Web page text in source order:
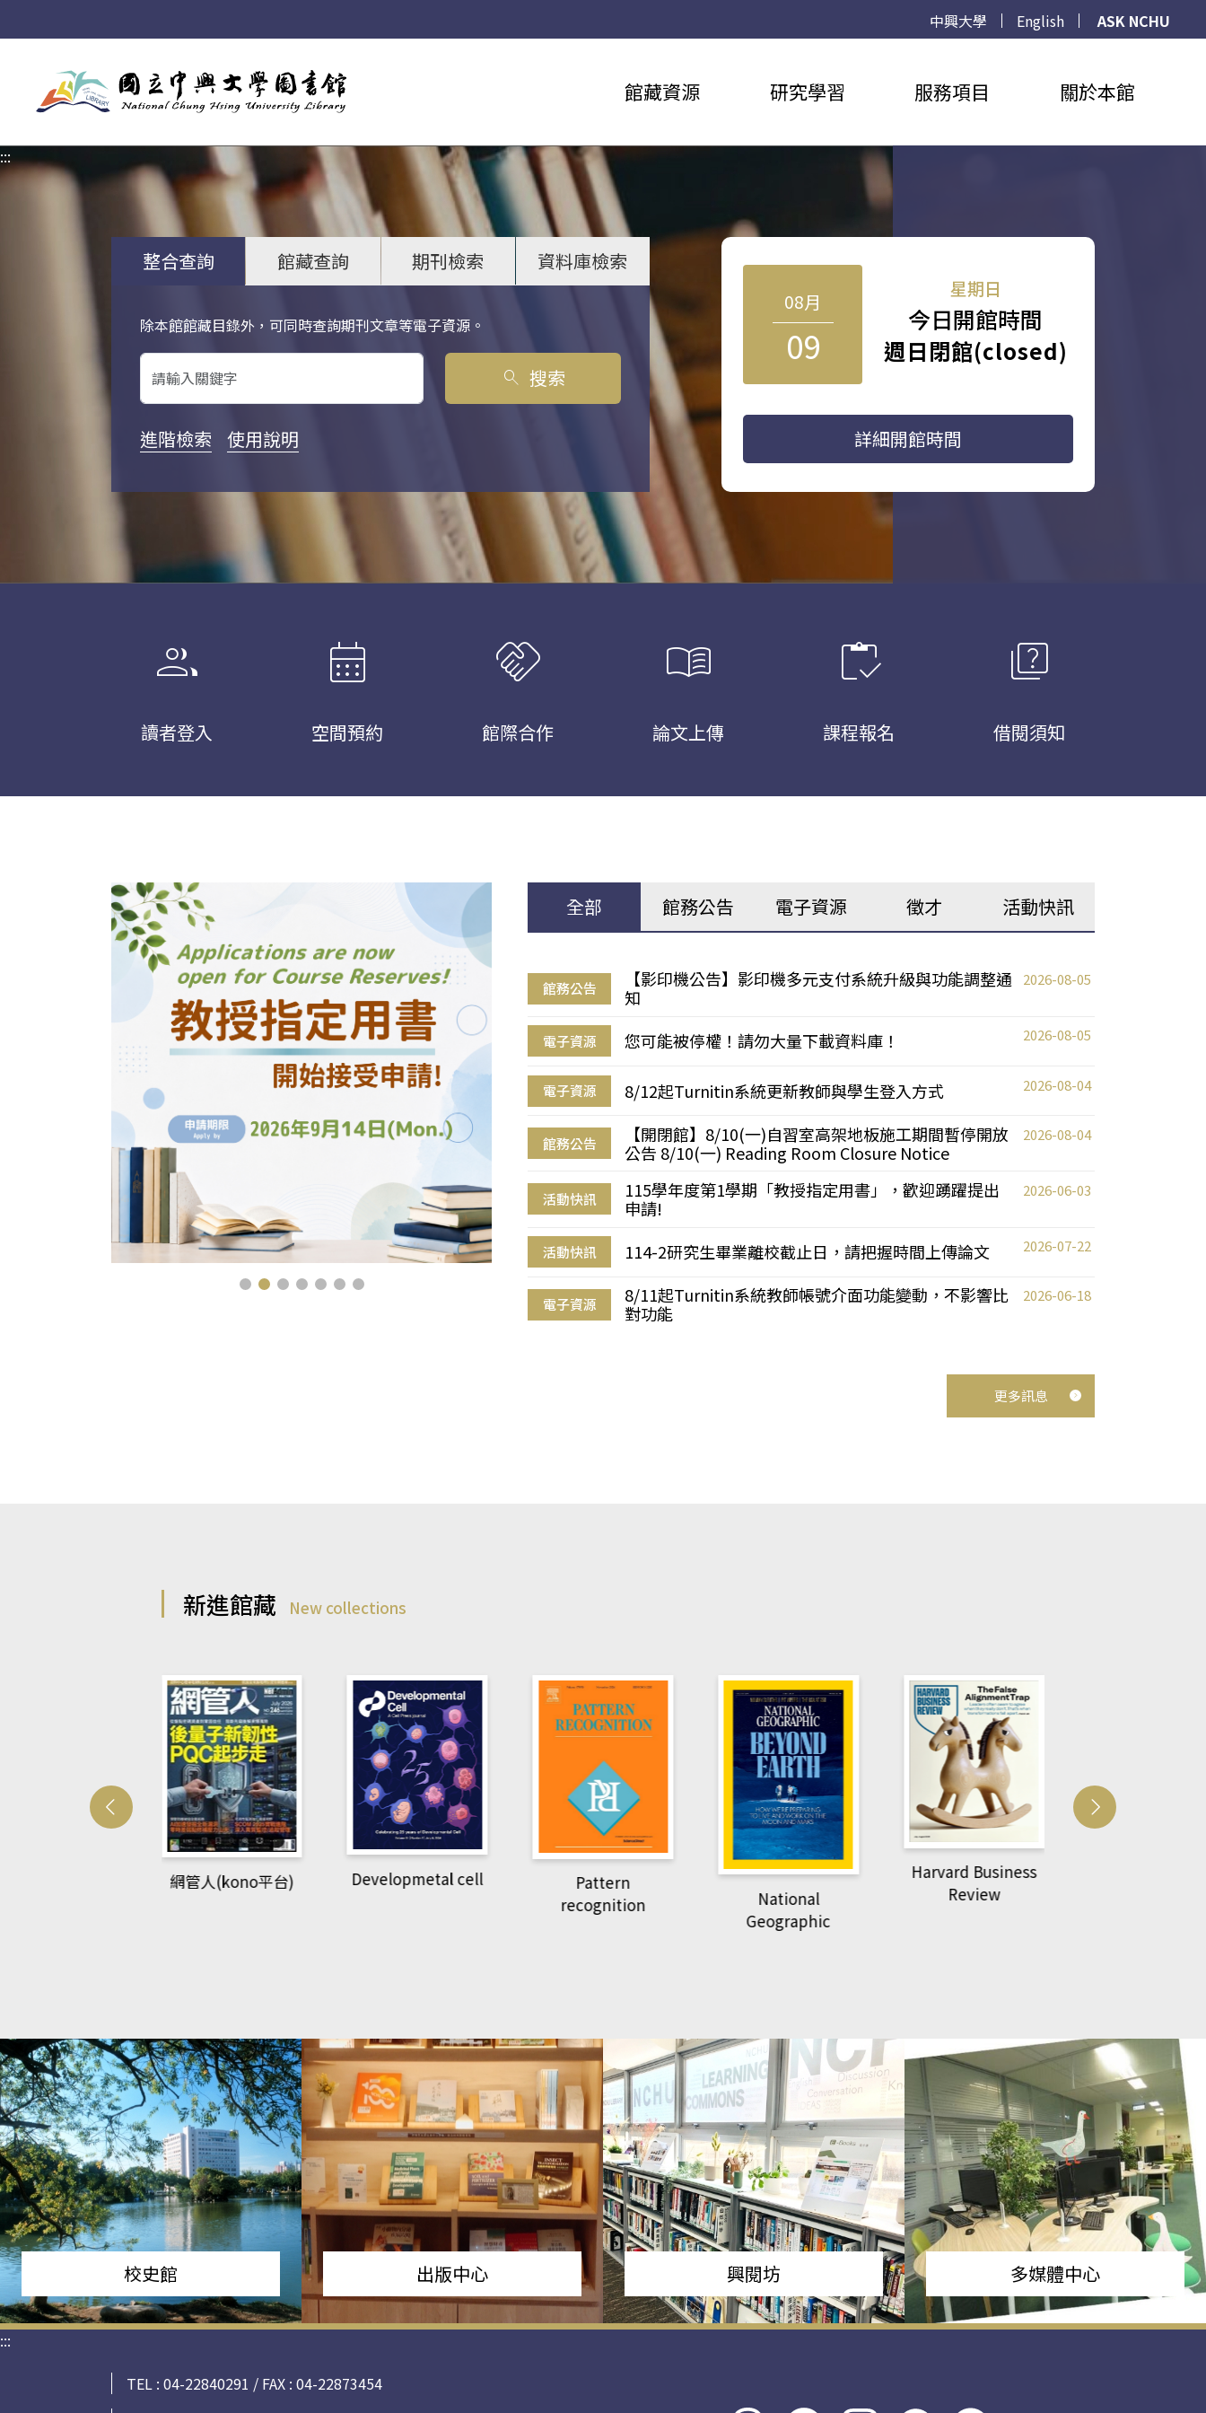
中興大學 English
ASK NCHU
館藏資源 研究學習 服務項目 關於本館
:::
整合查詢 館藏查詢 期刊檢索 資料庫檢索
除本館館藏目錄外，可同時查詢期刊文章等電子資源。
關鍵字搜尋
search 搜索
進階檢索 使用說明
08月
09
星期日
今日開館時間
週日閉館(closed)
詳細開館時間
group
讀者登入
calendar_month
空間預約
handshake
館際合作
menu_book
論文上傳
inventory
課程報名
quiz
借閱須知
全部 館務公告 電子資源 徵才 活動快訊
館務公告
【影印機公告】影印機多元支付系統升級與功能調整通
知
2026-08-05
電子資源 您可能被停權！請勿大量下載資料庫！ 2026-08-05
電子資源 8/12起Turnitin系統更新教師與學生登入方式 2026-08-04
館務公告
【開閉館】8/10(一)自習室高架地板施工期間暫停開放
公告 8/10(一) Reading Room Closure Notice
2026-08-04
活動快訊
115學年度第1學期「教授指定用書」，歡迎踴躍提出
申請!
2026-06-03
活動快訊 114-2研究生畢業離校截止日，請把握時間上傳論文 2026-07-22
電子資源
8/11起Turnitin系統教師帳號介面功能變動，不影響比
對功能
2026-06-18
更多訊息
新進館藏 New collections
Developmetal cell
Pattern
National
Geographic
Harvard Business
Review
萌動力一頁漫畫學生
校史館 出版中心 興閱坊 多媒體中心
:::
TEL : 04-22840291 / FAX : 04-22873454